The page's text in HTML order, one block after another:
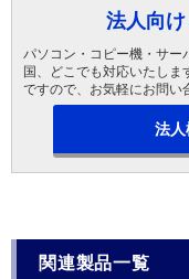
法人向
パソコン・コピー機・サー
国、どこでも対応いたし
ですので、お気軽にお問い
法人
関連製品一覧